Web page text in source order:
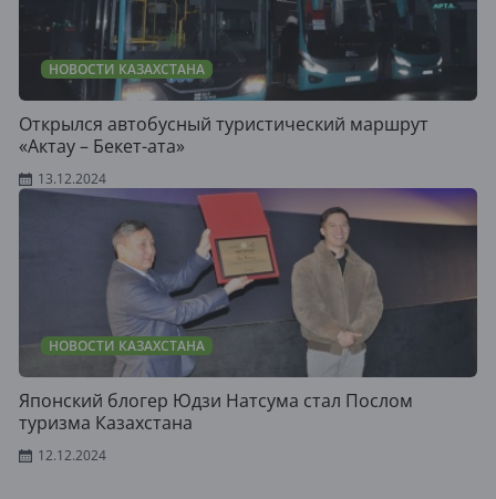
НОВОСТИ КАЗАХСТАНА
Открылся автобусный туристический маршрут
«Актау – Бекет-ата»
13.12.2024
НОВОСТИ КАЗАХСТАНА
Японский блогер Юдзи Натсума стал Послом
туризма Казахстана
12.12.2024